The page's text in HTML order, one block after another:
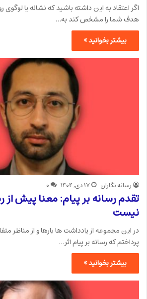
اگر اعتقاد به این داشته باشید که نشانه یا لوگوی
هدف شما را مشخص کند به…
بیشتر بخوانید »
رسانه نگاران ۱۷ دی, ۱۴۰۴ ۰
تقدم رسانه بر پیام: معنا پیش از
نیست
در این مجموعه از یادداشت ها بارها و از مناظر
پرداختم که رسانه بر پیام اثر…
بیشتر بخوانید »